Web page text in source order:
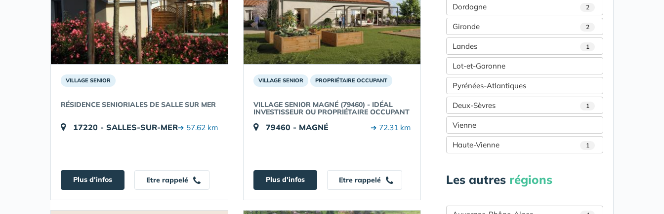
VILLAGE SENIOR
RÉSIDENCE SENIORIALES DE SALLE SUR MER
17220 - SALLES-SUR-MER➔ 57.62 km
Plus d'infos Etre rappelé
VILLAGE SENIOR PROPRIÉTAIRE OCCUPANT
VILLAGE SENIOR MAGNÉ (79460) - IDÉAL
INVESTISSEUR OU PROPRIÉTAIRE OCCUPANT
79460 - MAGNÉ ➔ 72.31 km
Plus d'infos Etre rappelé
Dordogne 2
Gironde 2
Landes 1
Lot-et-Garonne
Pyrénées-Atlantiques
Deux-Sèvres 1
Vienne
Haute-Vienne 1
Les autres régions